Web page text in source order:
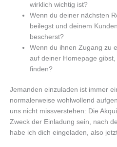
wirklich wichtig ist?
Wenn du deiner nächsten
beilegst und deinem
bescherst?
Wenn du ihnen Zugang zu
auf deiner Homepage
finden?
Jemanden einzuladen ist immer
normalerweise wohlwollend
uns nicht missverstehen: Die
Zweck der Einladung sein, nach
habe ich dich eingeladen, also